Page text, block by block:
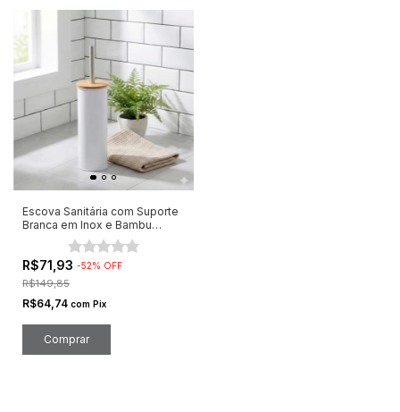
Escova Sanitária com Suporte
Branca em Inox e Bambu
R$71,93 -52% OFF
R$149,85
R$64,74 com Pix